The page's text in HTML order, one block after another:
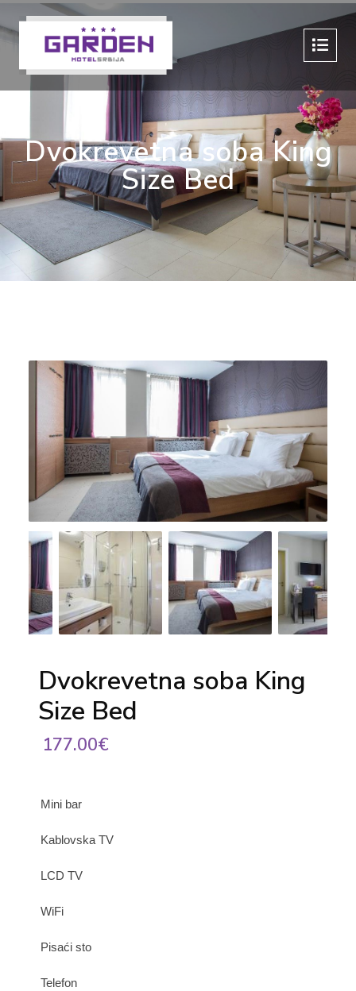
Dvokrevetna soba King
Size Bed
Dvokrevetna soba King
Size Bed
177.00€
Mini bar
Kablovska TV
LCD TV
WiFi
Pisaći sto
Telefon